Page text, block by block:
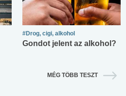
#Drog, cigi, alkohol
Gondot jelent az alkohol?
MÉG TÖBB TESZT